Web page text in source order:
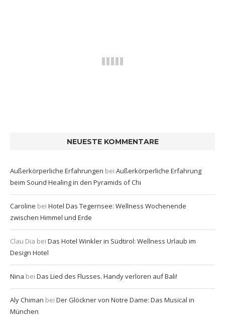
NEUESTE KOMMENTARE
Außerkörperliche Erfahrungen bei Außerkörperliche Erfahrung
beim Sound Healing in den Pyramids of Chi
Caroline bei Hotel Das Tegernsee: Wellness Wochenende
zwischen Himmel und Erde
Clau Dia bei Das Hotel Winkler in Südtirol: Wellness Urlaub im
Design Hotel
Nina bei Das Lied des Flusses. Handy verloren auf Bali!
Aly Chiman bei Der Glöckner von Notre Dame: Das Musical in
München